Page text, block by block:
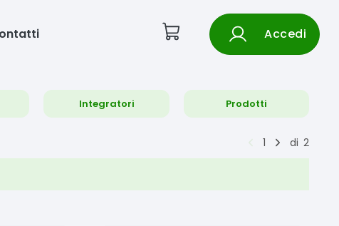
Accedi
Integratori Prodotti
1 di 2